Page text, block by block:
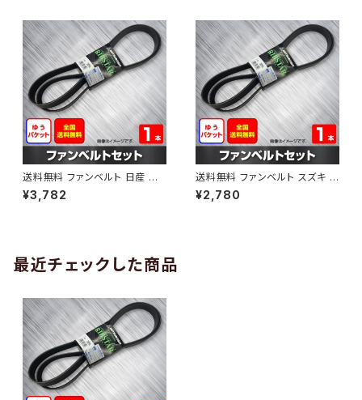
送料無料 ファンベルト 日産 キ
ューブ 型式Z12 H20.11～H24.
10 （国内トップメーカー） 1本 H
¥3,782
送料無料 ファンベルト スズキ ワ
ゴンR 型式MH34S H24.09～
H29.02 （国内トップメーカー）
¥2,780
最近チェックした商品